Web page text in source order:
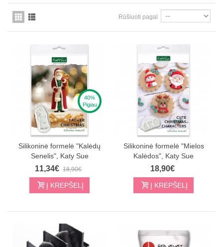
Rūšiuoti pagal
40%
Pigiau
Silikoninė formelė "Kalėdų
Senelis", Katy Sue
11,34€ 18,90€
Į KREPŠELĮ
Silikoninė formelė "Mielos
Kalėdos", Katy Sue
18,90€
Į KREPŠELĮ